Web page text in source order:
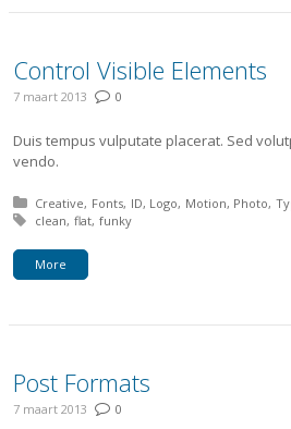
Control Visible Elements
7 maart 2013 0
Duis tempus vulputate placerat. Sed
vendo.
Posted in:
Creative Fonts ID Logo Motion Photo
Tagged with:
clean flat funky
More
Post Formats
7 maart 2013 0